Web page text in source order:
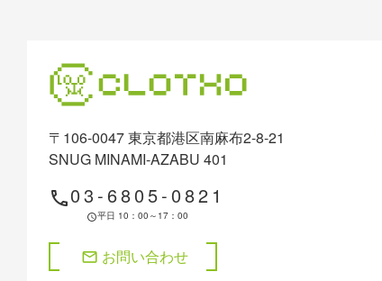
〒106-0047 東京都港区南麻布2-8-21
SNUG MINAMI-AZABU 401
phone03-6805-0821
schedule平日 10：00～17：00
mail お問い合わせ